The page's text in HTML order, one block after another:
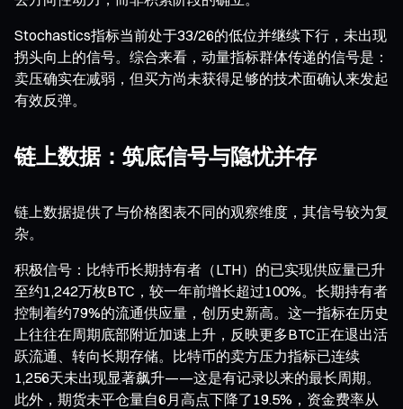
Stochastics指标当前处于33/26的低位并继续下行，未出现
拐头向上的信号。综合来看，动量指标群体传递的信号是：
卖压确实在减弱，但买方尚未获得足够的技术面确认来发起
有效反弹。
链上数据：筑底信号与隐忧并存
链上数据提供了与价格图表不同的观察维度，其信号较为复
杂。
积极信号：比特币长期持有者（LTH）的已实现供应量已升
至约1,242万枚BTC，较一年前增长超过100%。长期持有者
控制着约79%的流通供应量，创历史新高。这一指标在历史
上往往在周期底部附近加速上升，反映更多BTC正在退出活
跃流通、转向长期存储。比特币的卖方压力指标已连续
1,256天未出现显著飙升——这是有记录以来的最长周期。
此外，期货未平仓量自6月高点下降了19.5%，资金费率从